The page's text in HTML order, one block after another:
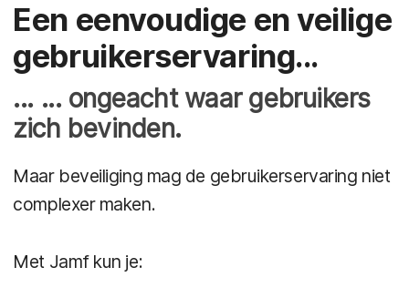
Een eenvoudige en veilige
gebruikerservaring...
... ... ongeacht waar gebruikers
zich bevinden.
Maar beveiliging mag de gebruikerservaring niet
complexer maken.
Met Jamf kun je: